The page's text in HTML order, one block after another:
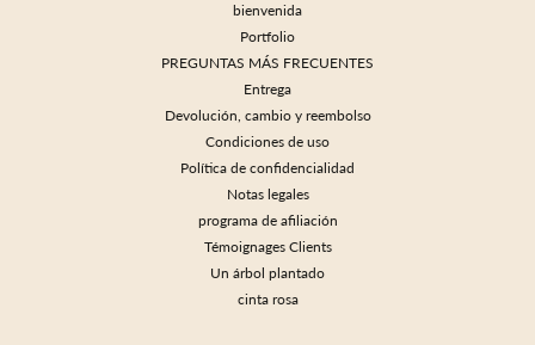
bienvenida
Portfolio
PREGUNTAS MÁS FRECUENTES
Entrega
Devolución, cambio y reembolso
Condiciones de uso
Política de confidencialidad
Notas legales
programa de afiliación
Témoignages Clients
Un árbol plantado
cinta rosa